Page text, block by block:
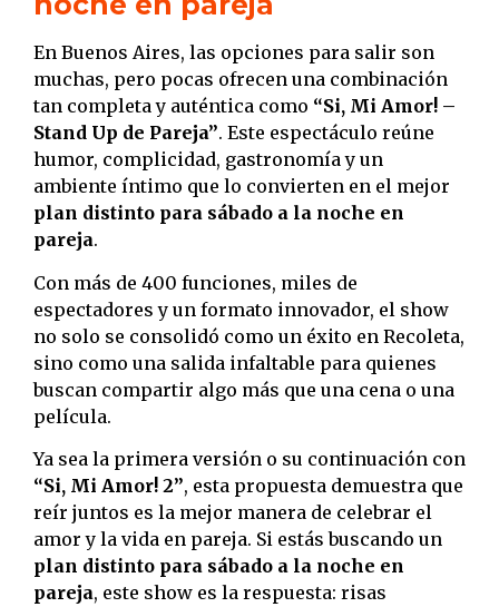
En Buenos Aires, las opciones para salir son
muchas, pero pocas ofrecen una combinación
tan completa y auténtica como “Si, Mi Amor! –
Stand Up de Pareja”. Este espectáculo reúne
humor, complicidad, gastronomía y un
ambiente íntimo que lo convierten en el mejor
plan distinto para sábado a la noche en
pareja.
Con más de 400 funciones, miles de
espectadores y un formato innovador, el show
no solo se consolidó como un éxito en Recoleta,
sino como una salida infaltable para quienes
buscan compartir algo más que una cena o una
película.
Ya sea la primera versión o su continuación con
“Si, Mi Amor! 2”, esta propuesta demuestra que
reír juntos es la mejor manera de celebrar el
amor y la vida en pareja. Si estás buscando un
plan distinto para sábado a la noche en
pareja, este show es la respuesta: risas